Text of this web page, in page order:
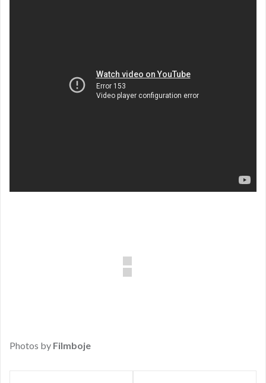
Photos by Filmboje